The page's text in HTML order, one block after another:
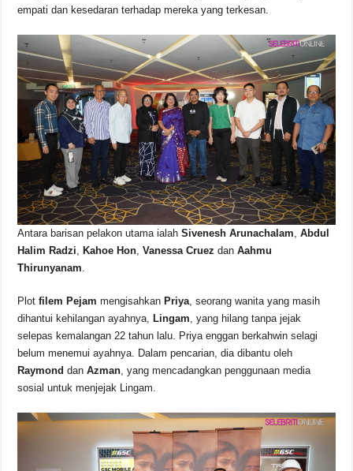
empati dan kesedaran terhadap mereka yang terkesan.
Antara barisan pelakon utama ialahSivenesh Arunachalam ,Abdul
Halim Radzi ,Kahoe Hon ,Vanessa Cruez danAahmu
Thirunyanam
Plotfilem Pejam mengisahkanPriya , seorang wanita yang masih
dihantui kehilangan ayahnya,Lingam , yang hilang tanpa jejak
selepas kemalangan 22 tahun lalu. Priya enggan berkahwin selagi
belum menemui ayahnya. Dalam pencarian, dia dibantu oleh
Raymond danAzman , yang mencadangkan penggunaan media
sosial untuk menjejak Lingam.